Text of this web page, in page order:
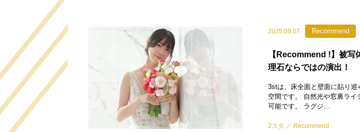
2025.09.07 Recommend
【Recommend !】被写
理石ならではの演出！
3stは、床全面と壁面に貼り
空間です。 自然光や窓裏ライ
可能です。 ラグジ…
2スタ Recommend